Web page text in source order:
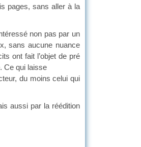
pages, sans aller à la
non pas par un
sans aucune nuance
ont fait l’objet de pré
Ce qui laisse
du moins celui qui
aussi par la réédition
temps.